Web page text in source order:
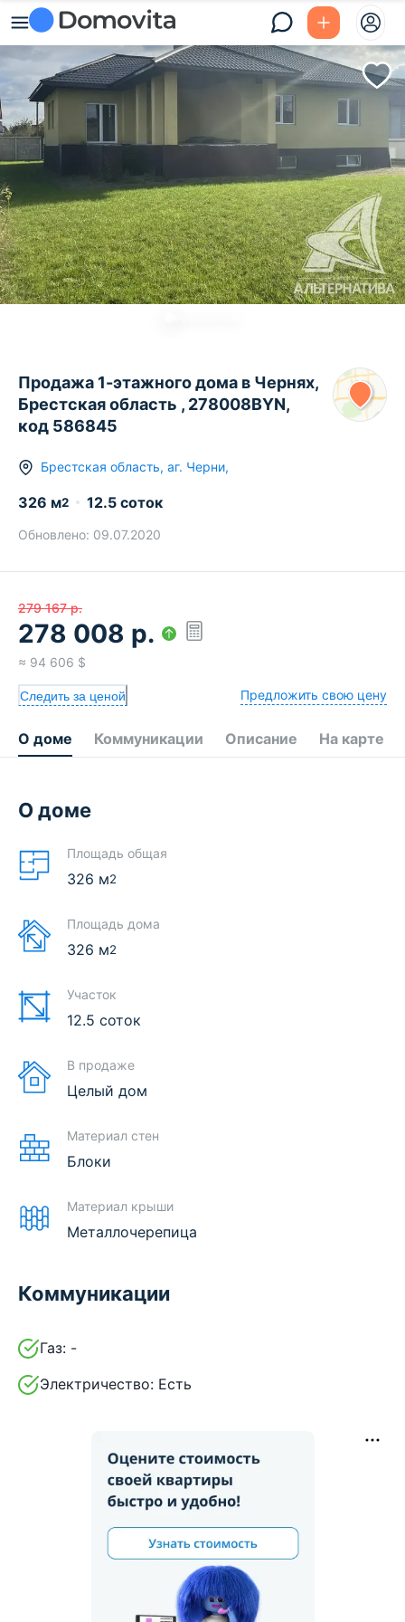
Продажа 1-этажного дома в Чернях,
Брестская область , 278008BYN,
код 586845
Брестская область, аг. Черни,
326 м2 12.5 соток
Обновлено: 09.07.2020
279 167 р.
278 008 р.
≈ 94 606 $
Следить за ценой Предложить свою цену
О доме Коммуникации Описание На карте
О доме
Площадь общая
326 м2
Площадь дома
326 м2
Участок
12.5 соток
В продаже
Целый дом
Материал стен
Блоки
Материал крыши
Металлочерепица
Коммуникации
Газ: -
Электричество: Есть